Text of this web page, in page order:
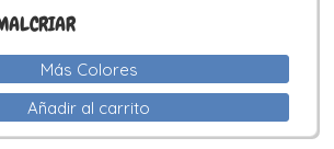
Más Colores
Añadir al carrito